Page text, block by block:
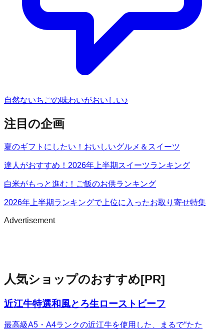
自然ないちごの味わいがおいしい♪
注目の企画
夏のギフトにしたい！おいしいグルメ＆スイーツ
達人がおすすめ！2026年上半期スイーツランキング
白米がもっと進む！ご飯のお供ランキング
2026年上半期ランキングで上位に入ったお取り寄せ特集
Advertisement
人気ショップのおすすめ[PR]
近江牛特選和風とろ生ローストビーフ
最高級A5・A4ランクの近江牛を使用した、まるで“たた